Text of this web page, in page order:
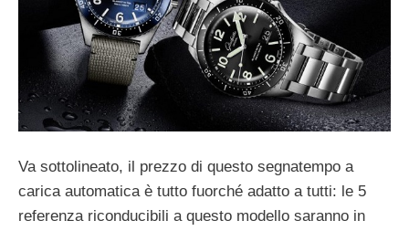
Va sottolineato, il prezzo di questo segnatempo a
carica automatica è tutto fuorché adatto a tutti: le 5
referenza riconducibili a questo modello saranno in